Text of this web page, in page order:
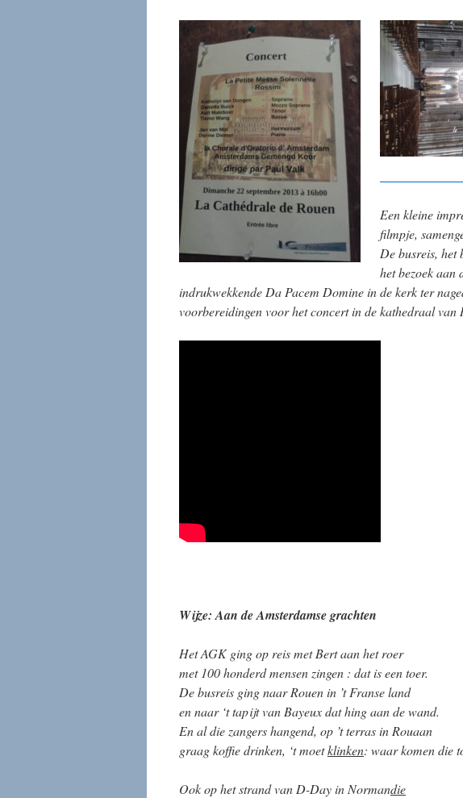
Een kleine
filmpje,
De busreis, het
het bezoek aan
indrukwekkende Da Pacem Domine in de kerk ter
voorbereidingen voor het concert in de kathedraal van
Wijze: Aan de Amsterdamse grachten
Het AGK ging op reis met Bert aan het roer
met 100 honderd mensen zingen : dat is een toer.
De busreis ging naar Rouen in ’t Franse land
en naar ‘t tapijt van Bayeux dat hing aan de wand.
En al die zangers hangend, op ’t terras in Rouaan
graag koffie drinken, ‘t moetklinken: waar komen die
Ook op het strand van D-Day in Normandie